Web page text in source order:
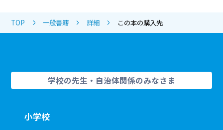
TOP 一般書籍 詳細 この本の購入先
学校の先生・自治体関係のみなさま
小学校